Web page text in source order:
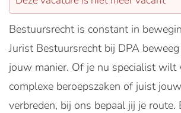
Bestuursrecht is constant in
Jurist Bestuursrecht bij DPA
jouw manier. Of je nu specialist wilt
complexe beroepszaken of juist
verbreden, bij ons bepaal jij je route.